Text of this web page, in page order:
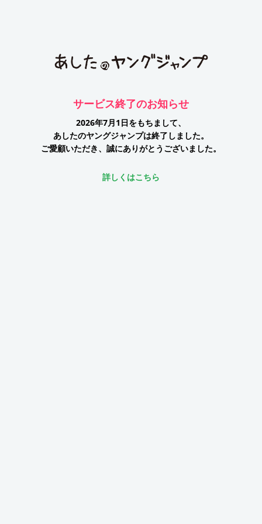
サービス終了のお知らせ
2026年7月1日をもちまして、
あしたのヤングジャンプは終了しました。
ご愛顧いただき、誠にありがとうございました。
詳しくはこちら